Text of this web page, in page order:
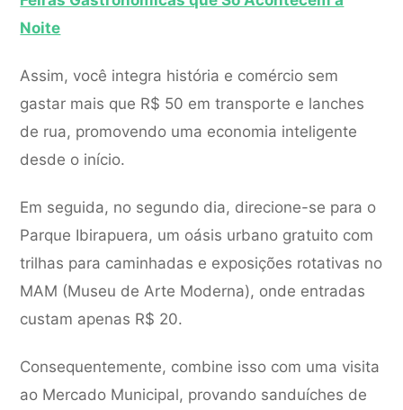
Noite
Assim, você integra história e comércio sem
gastar mais que R$ 50 em transporte e lanches
de rua, promovendo uma economia inteligente
desde o início.
Em seguida, no segundo dia, direcione-se para o
Parque Ibirapuera, um oásis urbano gratuito com
trilhas para caminhadas e exposições rotativas no
MAM (Museu de Arte Moderna), onde entradas
custam apenas R$ 20.
Consequentemente, combine isso com uma visita
ao Mercado Municipal, provando sanduíches de